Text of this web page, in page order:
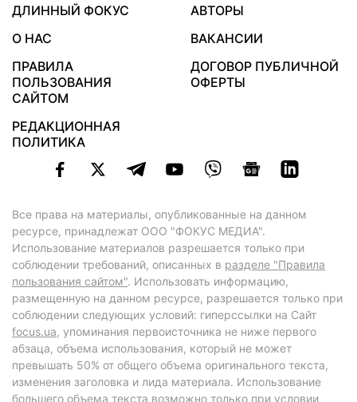
ДЛИННЫЙ ФОКУС
АВТОРЫ
О НАС
ВАКАНСИИ
ПРАВИЛА
ПОЛЬЗОВАНИЯ
САЙТОМ
ДОГОВОР ПУБЛИЧНОЙ
ОФЕРТЫ
РЕДАКЦИОННАЯ
ПОЛИТИКА
Все права на материалы, опубликованные на данном
ресурсе, принадлежат ООО "ФОКУС МЕДИА".
Использование материалов разрешается только при
соблюдении требований, описанных в разделе "Правила
пользования сайтом". Использовать информацию,
размещенную на данном ресурсе, разрешается только при
соблюдении следующих условий: гиперссылки на Сайт
focus.ua, упоминания первоисточника не ниже первого
абзаца, объема использования, который не может
превышать 50% от общего объема оригинального текста,
изменения заголовка и лида материала. Использование
большего объема текста возможно только при условии